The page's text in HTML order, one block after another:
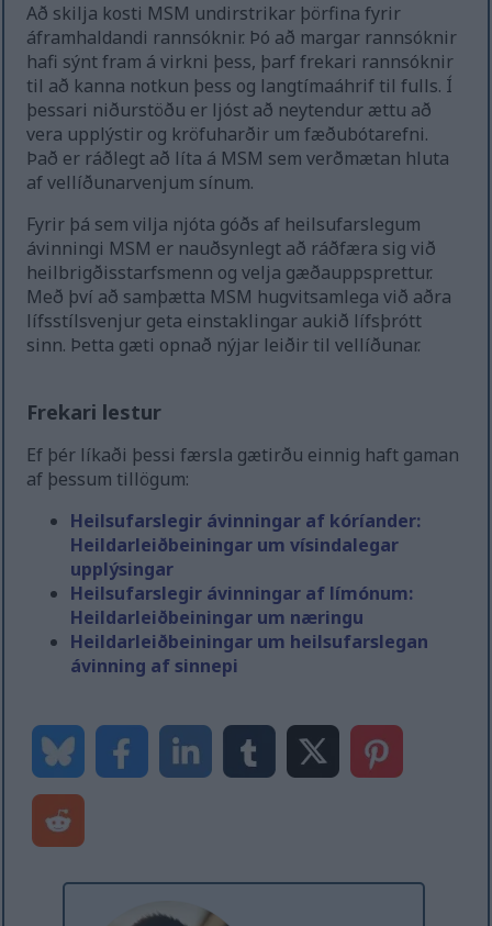
Að skilja kosti MSM undirstrikar þörfina fyrir
áframhaldandi rannsóknir. Þó að margar rannsóknir
hafi sýnt fram á virkni þess, þarf frekari rannsóknir
til að kanna notkun þess og langtímaáhrif til fulls. Í
þessari niðurstöðu er ljóst að neytendur ættu að
vera upplýstir og kröfuharðir um fæðubótarefni.
Það er ráðlegt að líta á MSM sem verðmætan hluta
af vellíðunarvenjum sínum.
Fyrir þá sem vilja njóta góðs af heilsufarslegum
ávinningi MSM er nauðsynlegt að ráðfæra sig við
heilbrigðisstarfsmenn og velja gæðauppsprettur.
Með því að samþætta MSM hugvitsamlega við aðra
lífsstílsvenjur geta einstaklingar aukið lífsþrótt
sinn. Þetta gæti opnað nýjar leiðir til vellíðunar.
Frekari lestur
Ef þér líkaði þessi færsla gætirðu einnig haft gaman
af þessum tillögum:
Heilsufarslegir ávinningar af kóríander:
Heildarleiðbeiningar um vísindalegar
upplýsingar
Heilsufarslegir ávinningar af límónum:
Heildarleiðbeiningar um næringu
Heildarleiðbeiningar um heilsufarslegan
ávinning af sinnepi